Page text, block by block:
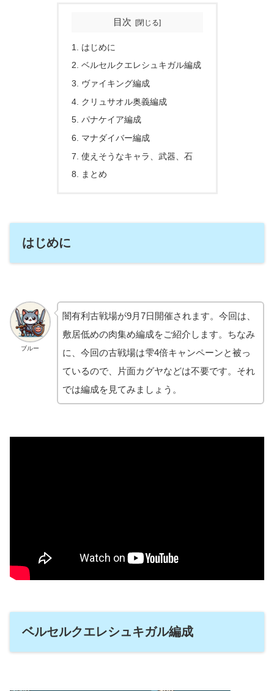
目次
はじめに
ベルセルクエレシュキガル編成
ヴァイキング編成
クリュサオル奥義編成
パナケイア編成
マナダイバー編成
使えそうなキャラ、武器、石
まとめ
はじめに
ブルー
闇有利古戦場が9月7日開催されます。今回は、
敷居低めの肉集め編成をご紹介します。ちなみ
に、今回の古戦場は雫4倍キャンペーンと被っ
ているので、片面カグヤなどは不要です。それ
では編成を見てみましょう。
ベルセルクエレシュキガル編成